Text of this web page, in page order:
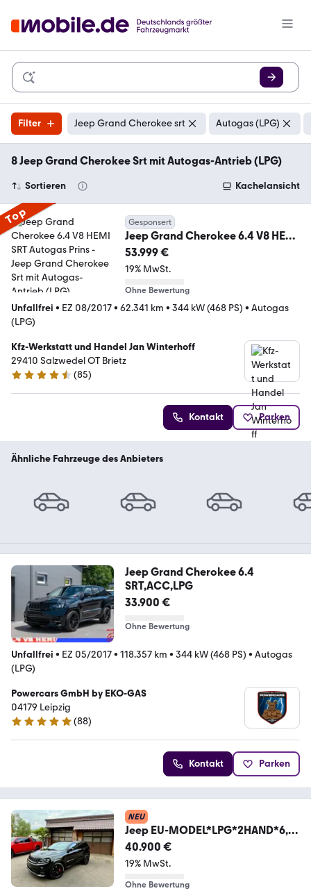
Filter Jeep Grand Cherokee srt Autogas (LPG)
8 Jeep Grand Cherokee Srt mit Autogas-Antrieb (LPG)
Sortieren Kachelansicht
Top Gesponsert
Jeep Grand Cherokee 6.4 V8 HEMI
SRT Autogas Prins
53.999 €
19% MwSt.
Ohne Bewertung
Unfallfrei • EZ 08/2017• 62.341 km • 344 kW (468 PS) • Autogas
(LPG)
Kfz-Werkstatt und Handel Jan Winterhoff
29410 Salzwedel OT Brietz
4.3 Sterne
(85)
Kontakt Parken
Ähnliche Fahrzeuge des Anbieters
Jeep Grand Cherokee 6.4
SRT,ACC,LPG
33.900 €
Ohne Bewertung
Unfallfrei • EZ 05/2017• 118.357 km • 344 kW (468 PS) • Autogas
(LPG)
Powercars GmbH by EKO-GAS
04179 Leipzig
4.9 Sterne
(88)
Kontakt Parken
NEU
Jeep EU-MODEL*LPG*2HAND*6,4
V8*SRT*PANO*NAVI*VOL
40.900 €
19% MwSt.
Ohne Bewertung